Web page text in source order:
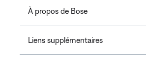
À propos de Bose
Liens supplémentaires